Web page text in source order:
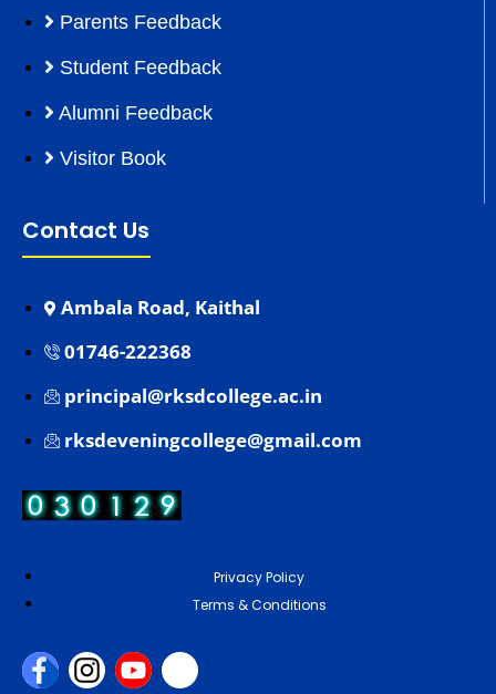
Parents Feedback
Student Feedback
Alumni Feedback
Visitor Book
Contact Us
Ambala Road, Kaithal
01746-222368
principal@rksdcollege.ac.in
rksdeveningcollege@gmail.com
Privacy Policy
Terms & Conditions